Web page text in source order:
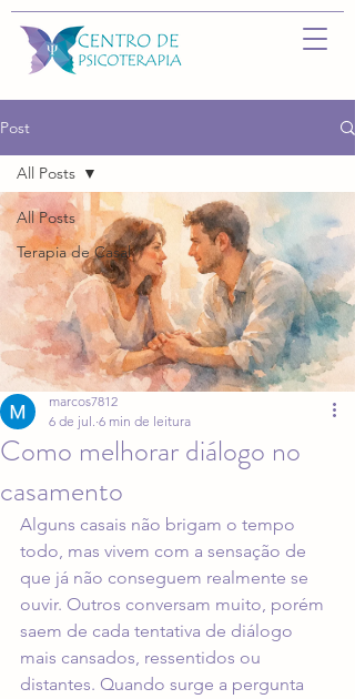
Post
All Posts
Terapia de Casal
All Posts
Como melhorar diálogo no
casamento
marcos7812
6 de jul. 6 min de leitura
Alguns casais não brigam o tempo
todo, mas vivem com a sensação de
que já não conseguem realmente se
ouvir. Outros conversam muito, porém
saem de cada tentativa de diálogo
mais cansados, ressentidos ou
distantes. Quando surge a pergunta